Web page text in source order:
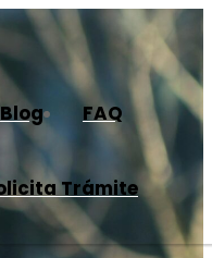
Blog FAQ
Trámite